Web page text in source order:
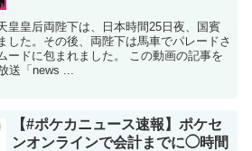
皇皇后両陛下は、日本時間25日夜、国賓
した。その後、両陛下は馬車でパレードさ
ードに包まれました。 この動画の記事を
送「news ...
【#ポケカニュース速報】ポケセ
ンオンラインで会計までに◯時間